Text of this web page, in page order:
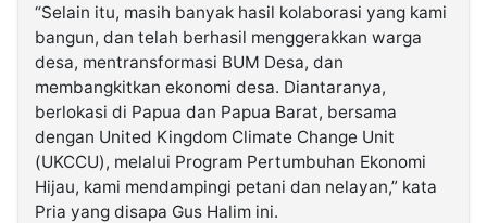
“Selain itu, masih banyak hasil kolaborasi yang kami
bangun, dan telah berhasil menggerakkan warga
desa, mentransformasi BUM Desa, dan
membangkitkan ekonomi desa. Diantaranya,
berlokasi di Papua dan Papua Barat, bersama
dengan United Kingdom Climate Change Unit
(UKCCU), melalui Program Pertumbuhan Ekonomi
Hijau, kami mendampingi petani dan nelayan,” kata
Pria yang disapa Gus Halim ini.